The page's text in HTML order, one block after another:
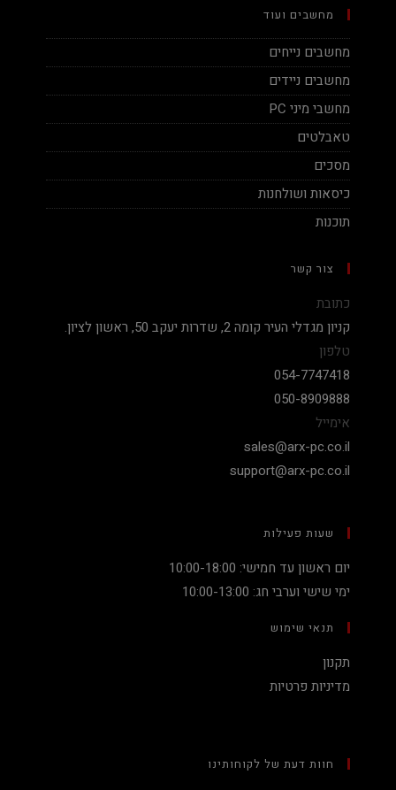
מחשבים ועוד
מחשבים נייחים
מחשבים ניידים
מחשבי מיני PC
טאבלטים
מסכים
כיסאות ושולחנות
תוכנות
צור קשר
כתובת
קניון מגדלי העיר קומה 2, שדרות יעקב 50, ראשון לציון.
טלפון
054-7747418
050-8909888
אימייל
sales@arx-pc.co.il
support@arx-pc.co.il
שעות פעילות
יום ראשון עד חמישי: 10:00-18:00
ימי שישי וערבי חג: 10:00-13:00
תנאי שימוש
תקנון
מדיניות פרטיות
חוות דעת של לקוחותינו